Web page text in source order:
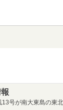
13号が南大東島の東